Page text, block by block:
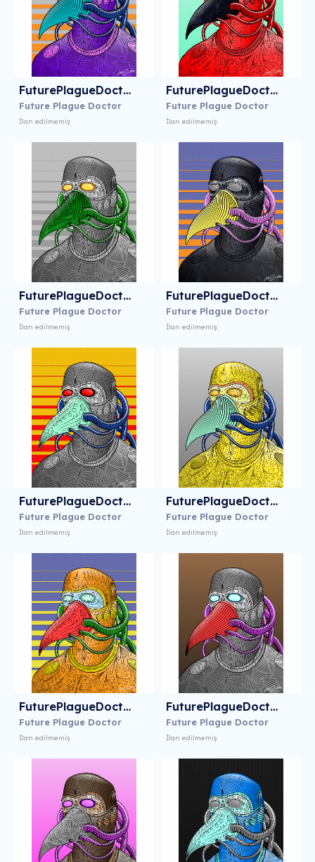
FuturePlagueDoctor 1
Future Plague Doctor
İlan edilmemiş
FuturePlagueDoctor 2
Future Plague Doctor
İlan edilmemiş
FuturePlagueDoctor 3
Future Plague Doctor
İlan edilmemiş
FuturePlagueDoctor 4
Future Plague Doctor
İlan edilmemiş
FuturePlagueDoctor 5
Future Plague Doctor
İlan edilmemiş
FuturePlagueDoctor 6
Future Plague Doctor
İlan edilmemiş
FuturePlagueDoctor 7
Future Plague Doctor
İlan edilmemiş
FuturePlagueDoctor 8
Future Plague Doctor
İlan edilmemiş